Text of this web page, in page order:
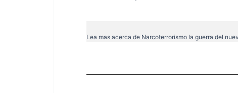
Lea mas acerca de Narcoterrorismo la guerra del